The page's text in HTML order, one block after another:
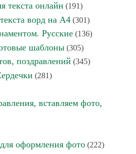
текста онлайн (191)
ворд на А4 (301)
Русские (136)
шаблоны (305)
поздравлений (345)
(281)
вставляем фото,
оформления фото (222)